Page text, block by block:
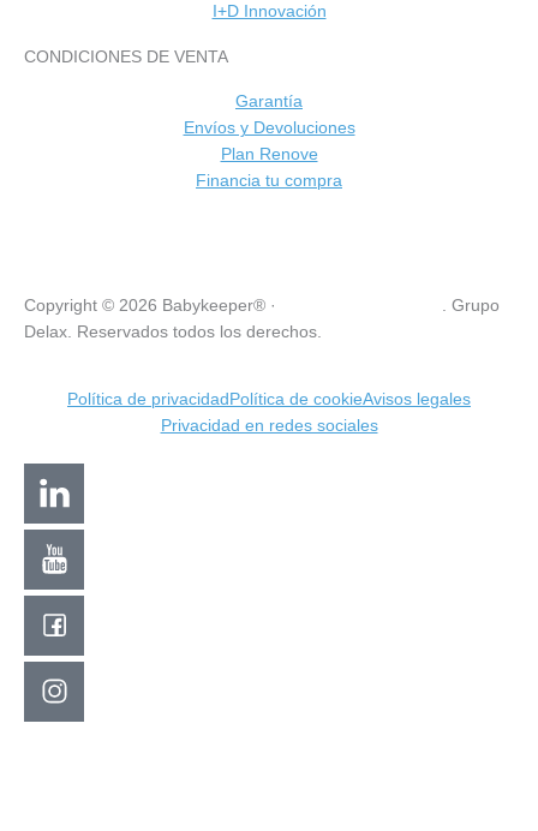
I+D Innovación
CONDICIONES DE VENTA
Garantía
Envíos y Devoluciones
Plan Renove
Financia tu compra
Copyright © 2026 Babykeeper® ·
. Grupo
Delax. Reservados todos los derechos.
Política de privacidad Política de cookieAvisos legales
Privacidad en redes sociales